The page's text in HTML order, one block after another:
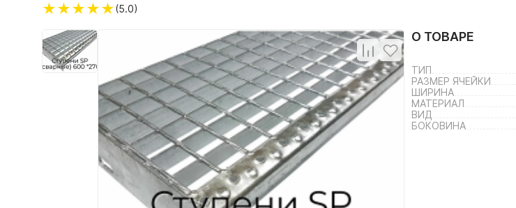
★★★★★(5.0)
О ТОВАРЕ
ТИП
РАЗМЕР ЯЧЕЙКИ
ШИРИНА
МАТЕРИАЛ
ВИД
БОКОВИНА